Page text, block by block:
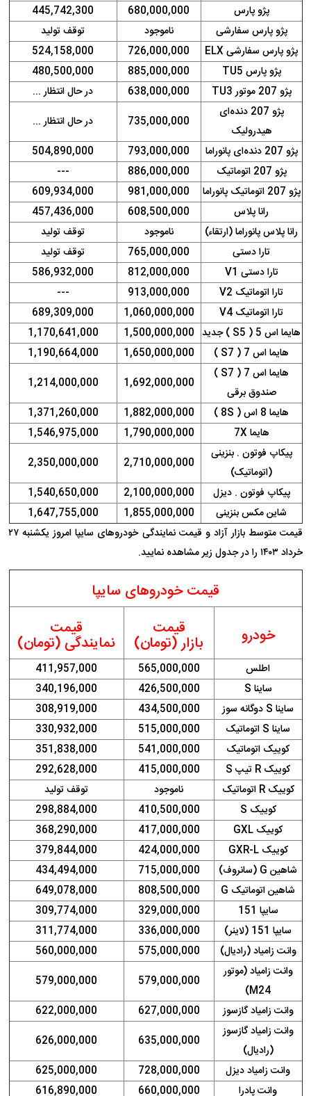
پژو پارس
680,000,000
445,742,300
پژو پارس سفارشی
ناموجود
توقف تولید
پژو پارس سفارشی ELX
726,000,000
524,158,000
پژو پارس TU5
885,000,000
480,500,000
پژو 207 موتور TU3
638,000,000
در حال انتظار ...
پژو 207 دنده‌ای
هیدرولیک
735,000,000
در حال انتظار ...
پژو 207 دنده‌ای پانوراما
793,000,000
504,890,000
پژو 207 اتوماتیک
886,000,000
---
پژو 207 اتوماتیک پانوراما
981,000,000
609,934,000
رانا پلاس
608,500,000
457,436,000
رانا پلاس پانوراما (ارتقاء)
ناموجود
توقف تولید
تارا دستی
765,000,000
توقف تولید
تارا دستی V1
812,000,000
586,932,000
تارا اتوماتیک V2
913,000,000
---
تارا اتوماتیک V4
1,060,000,000
689,309,000
هایما اس 5 ( S5 ) جدید
1,500,000,000
1,170,641,000
هایما اس 7 ( S7 )
1,650,000,000
1,190,664,000
هایما اس 7 ( S7 )
صندوق برقی
1,692,000,000
1,214,000,000
هایما 8 اس ( 8S )
1,882,000,000
1,371,260,000
هایما 7X
1,790,000,000
1,546,975,000
پیکاپ فوتون . بنزینی
(اتوماتیک)
2,710,000,000
2,350,000,000
پیکاپ فوتون . دیزل
2,100,000,000
1,540,650,000
شاین مکس بنزینی
1,855,000,000
1,647,755,000
قیمت متوسط بازار آزاد و قیمت نمایندگی خودرو‌های سایپا امروز یکشنبه ۲۷
خرداد ۱۴۰۳ را در جدول زیر مشاهده نمایید.
قیمت خودروهای سایپا
خودرو
قیمت
بازار (تومان)
قیمت
نمایندگی (تومان)
اطلس 565,000,000
411,957,000
ساینا S
426,500,000
340,196,000
ساینا S دوگانه سوز
434,500,000
308,919,000
ساینا S اتوماتیک
515,000,000
330,932,000
کوییک اتوماتیک
541,000,000
351,838,000
کوییک R تیپ S
415,000,000
292,628,000
کوییک R اتوماتیک
ناموجود
توقف تولید
کوییک S
410,500,000
298,884,000
کوییک GXL
417,000,000
368,290,000
کوییک GXR-L
424,000,000
379,844,000
شاهین G (سانروف)
715,000,000
434,494,000
شاهین اتوماتیک G
808,500,000
649,078,000
سایپا 151
329,000,000
309,774,000
سایپا 151 (لاینر)
336,000,000
311,774,000
وانت زامیاد (رادیال)
575,000,000
560,000,000
وانت زامیاد (موتور
M24)
579,000,000
579,000,000
وانت زامیاد گازسوز
627,000,000
622,000,000
وانت زامیاد گازسوز
(رادیال)
635,000,000
626,000,000
وانت زامیاد دیزل
728,000,000
625,000,000
وانت پادرا
660,000,000
616,890,000